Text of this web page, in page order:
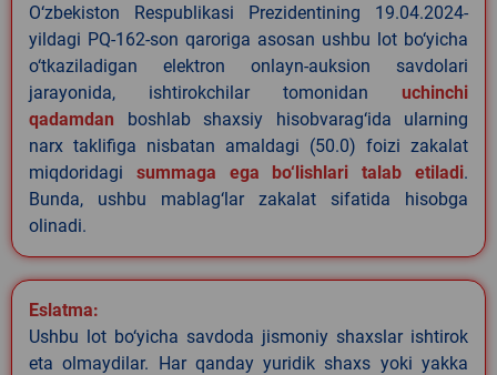
O‘zbekiston Respublikasi Prezidentining 19.04.2024-
yildagi PQ-162-son qaroriga asosan ushbu lot bo‘yicha
o‘tkaziladigan elektron onlayn-auksion savdolari
jarayonida, ishtirokchilar tomonidan uchinchi
qadamdan boshlab shaxsiy hisobvarag‘ida ularning
narx taklifiga nisbatan amaldagi (50.0) foizi zakalat
miqdoridagi summaga ega bo‘lishlari talab etiladi.
Bunda, ushbu mablag‘lar zakalat sifatida hisobga
olinadi.
Eslatma:
Ushbu lot bo‘yicha savdoda jismoniy shaxslar ishtirok
eta olmaydilar. Har qanday yuridik shaxs yoki yakka